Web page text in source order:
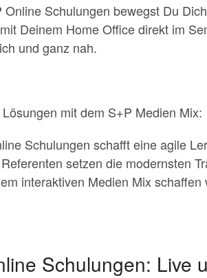
Online Schulungen bewegst Du
Deinem Home Office direkt im
und ganz nah.
mit dem S+P Medien Mix:
Schulungen schafft eine agile
setzen die modernsten
interaktiven Medien Mix
Schulungen: Live